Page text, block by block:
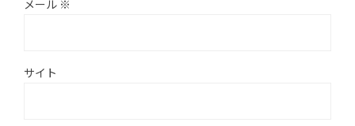
メール ※
サイト